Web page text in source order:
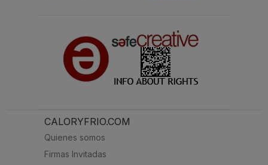
CALORYFRIO.COM
Quienes somos
Firmas Invitadas